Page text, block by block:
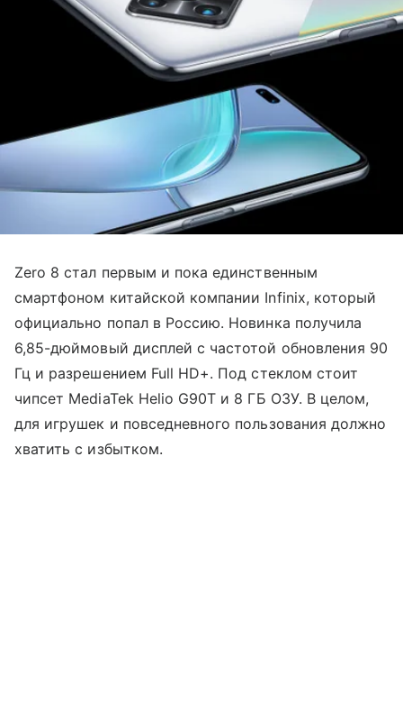
Zero 8 стал первым и пока единственным
смартфоном китайской компании Infinix, который
официально попал в Россию. Новинка получила
6,85-дюймовый дисплей с частотой обновления 90
Гц и разрешением Full HD+. Под стеклом стоит
чипсет MediaTek Helio G90T и 8 ГБ ОЗУ. В целом,
для игрушек и повседневного пользования должно
хватить с избытком.